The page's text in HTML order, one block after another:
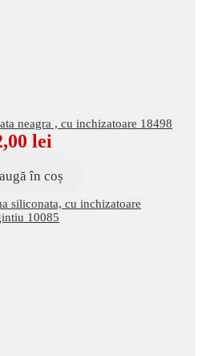
neagra , cu inchizatoare 18498
lei
în coș